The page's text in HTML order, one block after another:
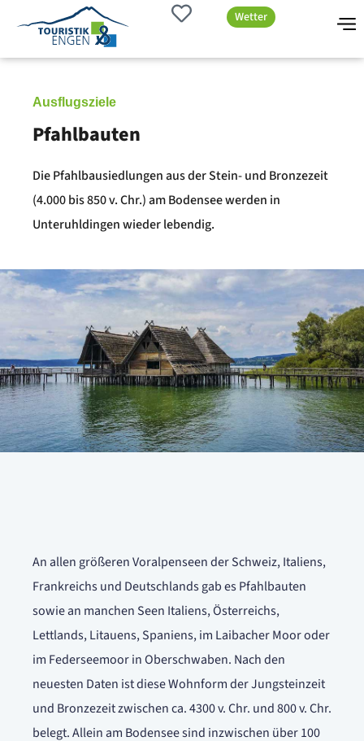
Wetter
Ausflugsziele
Pfahlbauten
Die Pfahlbausiedlungen aus der Stein- und Bronzezeit
(4.000 bis 850 v. Chr.) am Bodensee werden in
Unteruhldingen wieder lebendig.
An allen größeren Voralpenseen der Schweiz, Italiens,
Frankreichs und Deutschlands gab es Pfahlbauten
sowie an manchen Seen Italiens, Österreichs,
Lettlands, Litauens, Spaniens, im Laibacher Moor oder
im Federseemoor in Oberschwaben. Nach den
neuesten Daten ist diese Wohnform der Jungsteinzeit
und Bronzezeit zwischen ca. 4300 v. Chr. und 800 v. Chr.
belegt. Allein am Bodensee sind inzwischen über 100